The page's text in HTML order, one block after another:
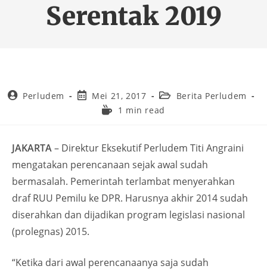
Serentak 2019
Perludem Mei 21, 2017
Berita Perludem
1 min read
JAKARTA– Direktur Eksekutif Perludem Titi Angraini
mengatakan perencanaan sejak awal sudah
bermasalah. Pemerintah terlambat menyerahkan
draf RUU Pemilu ke DPR. Harusnya akhir 2014 sudah
diserahkan dan dijadikan program legislasi nasional
(prolegnas) 2015.
“Ketika dari awal perencanaanya saja sudah